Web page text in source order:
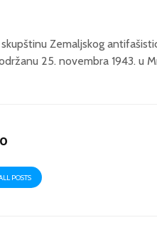
Zemaljskog
25. novembra 1943. u
POSTS